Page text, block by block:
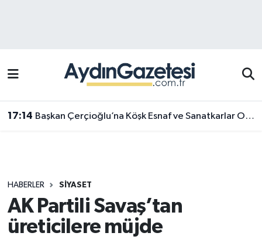
17:14 Başkan Çerçioğlu’na Köşk Esnaf ve Sanatkarlar Odası’ndan ziyaret
HABERLER SIYASET
AK Partili Savaş’tan
üreticilere müjde
Efeler Trafik Yoğunluk Haritası
Süper Lig Puan Durumu ve Fikstür